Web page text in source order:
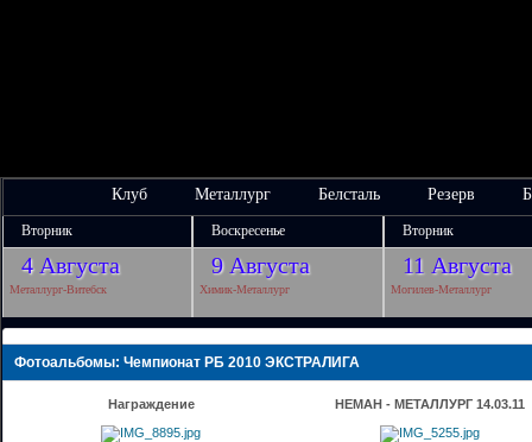
Клуб Металлург Белсталь Резерв
Вторник Воскресенье Вторник
4 Августа 9 Августа 11 Августа
Металлург-Витебск Химик-Металлург Могилев-Металлург
Фотоальбомы: Чемпионат РБ 2010 ЭКСТРАЛИГА
Награждение НЕМАН - МЕТАЛЛУРГ 14.03.11